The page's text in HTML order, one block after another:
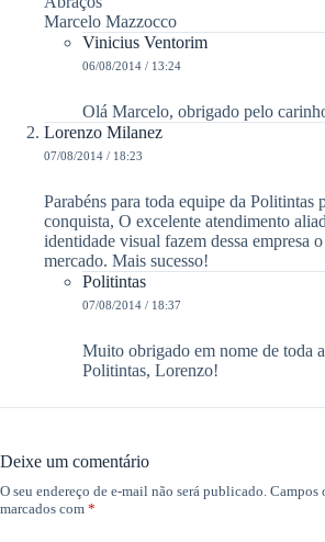
Marcelo Mazzocco
Vinicius Ventorim
06/08/2014 / 13:24
Olá Marcelo, obrigado pelo
Lorenzo Milanez
07/08/2014 / 18:23
Parabéns para toda equipe da Politintas
conquista, O excelente atendimento
identidade visual fazem dessa empresa
mercado. Mais sucesso!
Politintas
07/08/2014 / 18:37
Muito obrigado em nome de toda
Politintas, Lorenzo!
Deixe um comentário
O seu endereço de e-mail não será publicado. Campos
marcados com *